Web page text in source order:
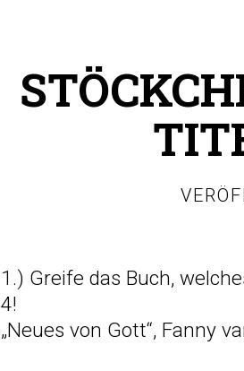
1.) Greife das Buch,
4!
„Neues von Gott“, Fanny